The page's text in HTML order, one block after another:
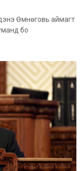
Өмнөговь аймагт
бо